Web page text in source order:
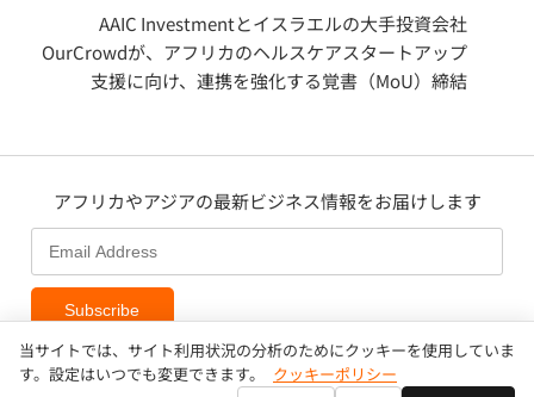
AAIC Investmentとイスラエルの大手投資会社
OurCrowdが、アフリカのヘルスケアスタートアップ
支援に向け、連携を強化する覚書（MoU）締結
アフリカやアジアの最新ビジネス情報をお届けします
Subscribe
当サイトでは、サイト利用状況の分析のためにクッキーを使用していま
す。設定はいつでも変更できます。
クッキーポリシー